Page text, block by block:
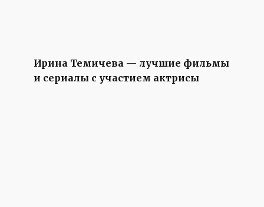
Ирина Темичева — лучшие фильмы
и сериалы с участием актрисы